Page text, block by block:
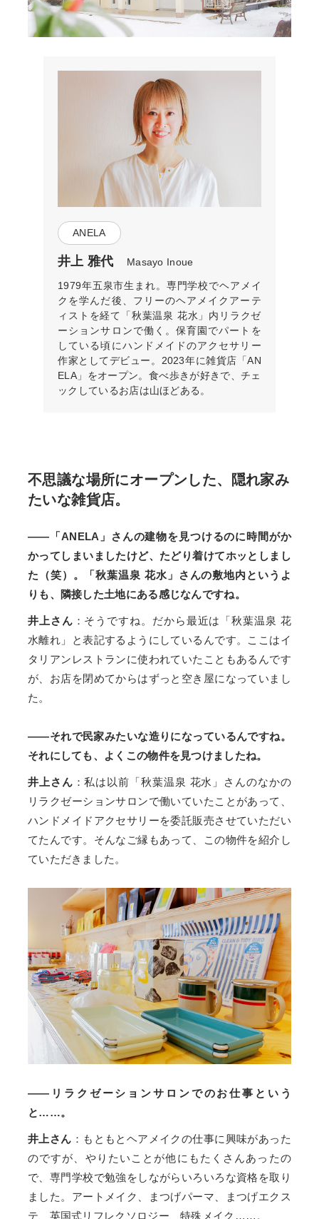
ANELA
井上 雅代 Masayo Inoue
1979年五泉市生まれ。専門学校でヘアメイ
クを学んだ後、フリーのヘアメイクアーテ
ィストを経て「秋葉温泉 花水」内リラクゼ
ーションサロンで働く。保育園でパートを
している頃にハンドメイドのアクセサリー
作家としてデビュー。2023年に雑貨店「AN
ELA」をオープン。食べ歩きが好きで、チェ
ックしているお店は山ほどある。
不思議な場所にオープンした、隠れ家み
たいな雑貨店。
——「ANELA」さんの建物を見つけるのに時間がか
かってしまいましたけど、たどり着けてホッとしまし
た（笑）。「秋葉温泉 花水」さんの敷地内というよ
りも、隣接した土地にある感じなんですね。
井上さん ：そうですね。だから最近は「秋葉温泉 花
水離れ」と表記するようにしているんです。ここはイ
タリアンレストランに使われていたこともあるんです
が、お店を閉めてからはずっと空き屋になっていまし
た。
——それで民家みたいな造りになっているんですね。
それにしても、よくこの物件を見つけましたね。
井上さん ：私は以前「秋葉温泉 花水」さんのなかの
リラクゼーションサロンで働いていたことがあって、
ハンドメイドアクセサリーを委託販売させていただい
てたんです。そんなご縁もあって、この物件を紹介し
ていただきました。
——リラクゼーションサロンでのお仕事という
と……。
井上さん ：もともとヘアメイクの仕事に興味があった
のですが、やりたいことが他にもたくさんあったの
で、専門学校で勉強をしながらいろいろな資格を取り
ました。アートメイク、まつげパーマ、まつげエクス
テ、英国式リフレクソロジー、特殊メイク……。